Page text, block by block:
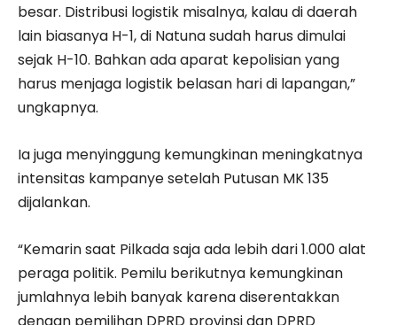
besar. Distribusi logistik misalnya, kalau di daerah
lain biasanya H-1, di Natuna sudah harus dimulai
sejak H-10. Bahkan ada aparat kepolisian yang
harus menjaga logistik belasan hari di lapangan,”
ungkapnya.
Ia juga menyinggung kemungkinan meningkatnya
intensitas kampanye setelah Putusan MK 135
dijalankan.
“Kemarin saat Pilkada saja ada lebih dari 1.000 alat
peraga politik. Pemilu berikutnya kemungkinan
jumlahnya lebih banyak karena diserentakkan